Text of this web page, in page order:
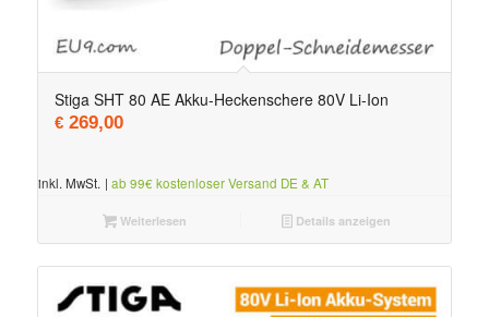
5.00
Stiga SHT 80 AE Akku-Heckenschere 80V Li-Ion
€269,00
inkl. MwSt. | ab 99€ kostenloser Versand DE & AT
Weiterlesen Details anzeigen